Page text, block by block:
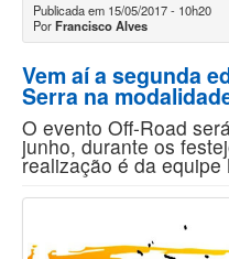
Publicada em 15/05/2017 - 10h20
PorFrancisco Alves
Vem aí a segunda
Serra na
O evento Off-Road
junho, durante os
realização é da equipe